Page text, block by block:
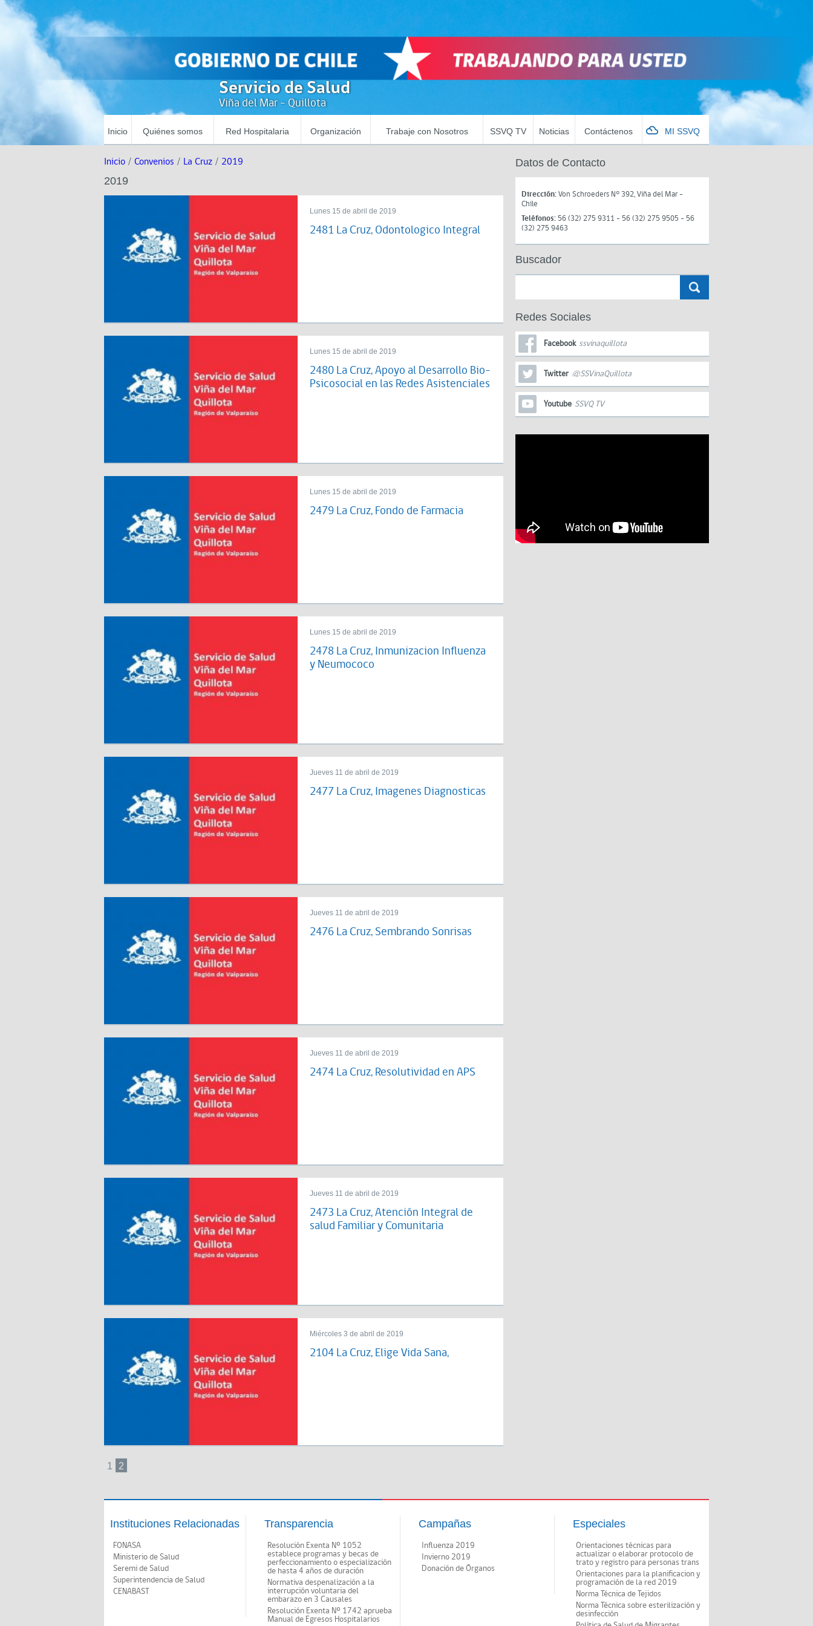
Servicio de Salud
Viña del Mar - Quillota
Inicio Quiénes somos Red Hospitalaria Organización Trabaje con Nosotros SSVQ TV Noticias Contáctenos MI SSVQ
Inicio / Convenios / La Cruz / 2019
2019
Lunes 15 de abril de 2019
2481 La Cruz, Odontologico Integral
Lunes 15 de abril de 2019
2480 La Cruz, Apoyo al Desarrollo Bio-
Psicosocial en las Redes Asistenciales
Lunes 15 de abril de 2019
2479 La Cruz, Fondo de Farmacia
Lunes 15 de abril de 2019
2478 La Cruz, Inmunizacion Influenza
y Neumococo
Jueves 11 de abril de 2019
2477 La Cruz, Imagenes Diagnosticas
Jueves 11 de abril de 2019
2476 La Cruz, Sembrando Sonrisas
Jueves 11 de abril de 2019
2474 La Cruz, Resolutividad en APS
Jueves 11 de abril de 2019
2473 La Cruz, Atención Integral de
salud Familiar y Comunitaria
Miércoles 3 de abril de 2019
2104 La Cruz, Elige Vida Sana,
1 2
Datos de Contacto
Dirección:Von Schroeders N° 392, Viña del Mar -
Chile
Teléfonos: 56 (32) 275 9311 - 56 (32) 275 9505 - 56
(32) 275 9463
Buscador
Redes Sociales
Facebook ssvinaquillota
Twitter @SSVinaQuillota
Youtube SSVQ TV
Instituciones Relacionadas
FONASA
Ministerio de Salud
Seremi de Salud
Superintendencia de Salud
CENABAST
Transparencia
Resolución Exenta Nº 1052
establece programas y becas de
perfeccionamiento o especialización
de hasta 4 años de duración
Normativa despenalización a la
interrupción voluntaria del
embarazo en 3 Causales
Resolución Exenta Nº 1742 aprueba
Manual de Egresos Hospitalarios
Campañas
Influenza 2019
Invierno 2019
Donación de Órganos
Especiales
Orientaciones técnicas para
actualizar o elaborar protocolo de
trato y registro para personas trans
Orientaciones para la planificacion y
programación de la red 2019
Norma Técnica de Tejidos
Norma Técnica sobre esterilización y
desinfección